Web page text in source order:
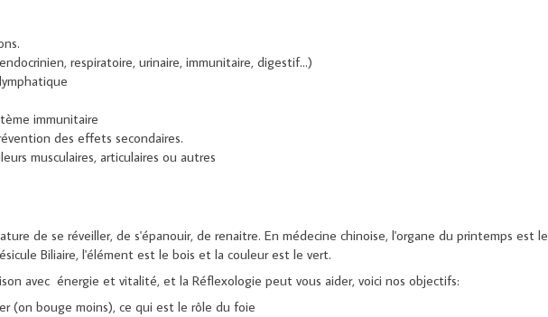
respiratoire, urinaire, immunitaire, digestif...)
immunitaire
des effets secondaires.
musculaires, articulaires ou autres
de se réveiller, de s'épanouir, de renaitre. En médecine chinoise, l'organe du printemps est le
Biliaire, l'élément est le bois et la couleur est le vert.
avec énergie et vitalité, et la Réflexologie peut vous aider, voici nos objectifs:
(on bouge moins), ce qui est le rôle du foie